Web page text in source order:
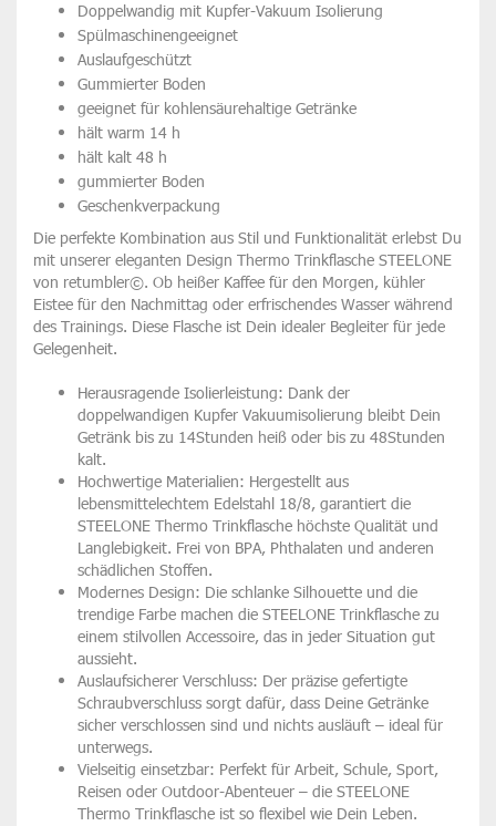
Doppelwandig mit Kupfer-Vakuum Isolierung
Spülmaschinengeeignet
Auslaufgeschützt
Gummierter Boden
geeignet für kohlensäurehaltige Getränke
hält warm 14 h
hält kalt 48 h
gummierter Boden
Geschenkverpackung
Die perfekte Kombination aus Stil und Funktionalität erlebst Du
mit unserer eleganten Design Thermo Trinkflasche STEELONE
von retumbler©. Ob heißer Kaffee für den Morgen, kühler
Eistee für den Nachmittag oder erfrischendes Wasser während
des Trainings. Diese Flasche ist Dein idealer Begleiter für jede
Gelegenheit.
Herausragende Isolierleistung: Dank der
doppelwandigen Kupfer Vakuumisolierung bleibt Dein
Getränk bis zu 14Stunden heiß oder bis zu 48Stunden
kalt.
Hochwertige Materialien: Hergestellt aus
lebensmittelechtem Edelstahl 18/8, garantiert die
STEELONE Thermo Trinkflasche höchste Qualität und
Langlebigkeit. Frei von BPA, Phthalaten und anderen
schädlichen Stoffen.
Modernes Design: Die schlanke Silhouette und die
trendige Farbe machen die STEELONE Trinkflasche zu
einem stilvollen Accessoire, das in jeder Situation gut
aussieht.
Auslaufsicherer Verschluss: Der präzise gefertigte
Schraubverschluss sorgt dafür, dass Deine Getränke
sicher verschlossen sind und nichts ausläuft – ideal für
unterwegs.
Vielseitig einsetzbar: Perfekt für Arbeit, Schule, Sport,
Reisen oder Outdoor-Abenteuer – die STEELONE
Thermo Trinkflasche ist so flexibel wie Dein Leben.